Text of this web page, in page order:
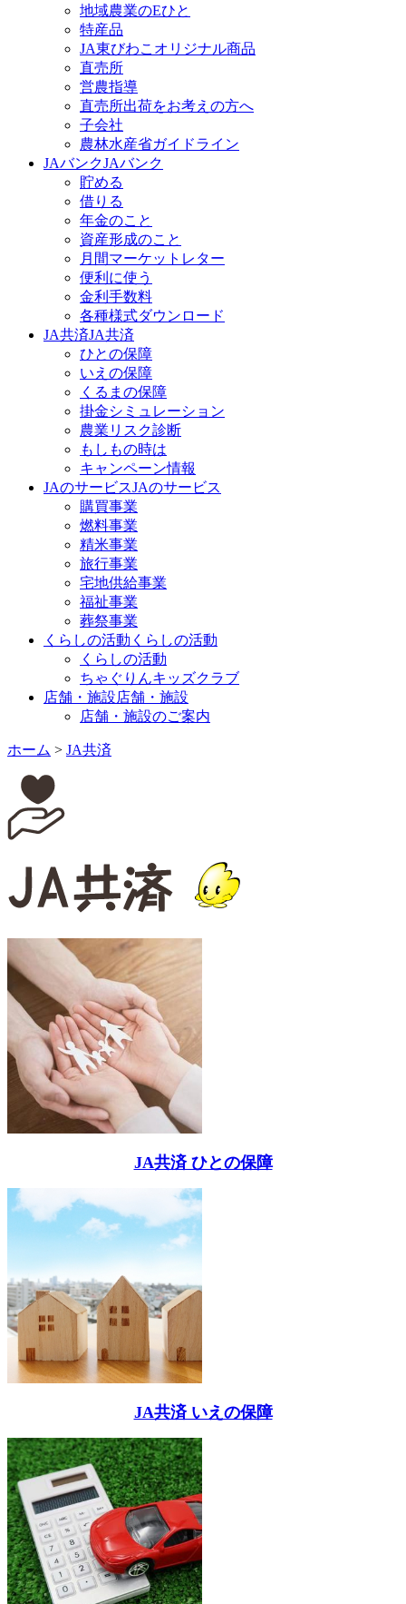
地域農業のEひと
特産品
JA東びわこオリジナル商品
直売所
営農指導
直売所出荷をお考えの方へ
子会社
農林水産省ガイドライン
JAバンクJAバンク
貯める
借りる
年金のこと
資産形成のこと
月間マーケットレター
便利に使う
金利手数料
各種様式ダウンロード
JA共済JA共済
ひとの保障
いえの保障
くるまの保障
掛金シミュレーション
農業リスク診断
もしもの時は
キャンペーン情報
JAのサービスJAのサービス
購買事業
燃料事業
精米事業
旅行事業
宅地供給事業
福祉事業
葬祭事業
くらしの活動 くらしの活動
くらしの活動
ちゃぐりんキッズクラブ
店舗・施設店舗・施設
店舗・施設のご案内
ホーム > JA共済
JA共済 ひとの保障
JA共済 いえの保障